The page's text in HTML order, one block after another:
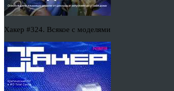
Хакер #324. Всякое с моделями